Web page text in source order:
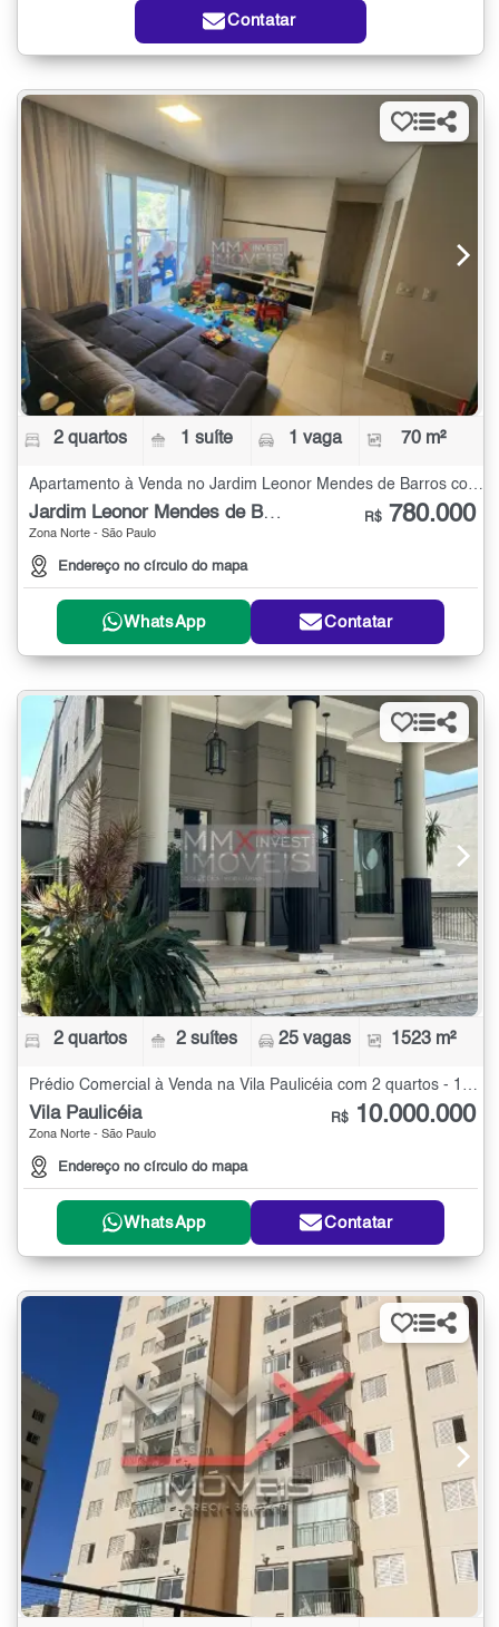
Contatar
2 quartos 1 suíte 1 vaga 70 m²
Jardim Leonor Mendes de Barros
Zona Norte - São Paulo
Endereço no círculo do mapa
R$ 780.000
WhatsApp Contatar
2 quartos 2 suítes 25 vagas 1523 m²
Prédio Comercial à Venda na Vila Paulicéia com 2 quartos - 1523 m²
Vila Paulicéia
Zona Norte - São Paulo
Endereço no círculo do mapa
R$ 10.000.000
WhatsApp Contatar